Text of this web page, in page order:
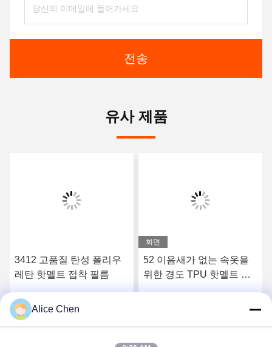
전송
유사 제품
3412 고품질 탄성 폴리우
레탄 핫멜트 접착 필름
화면
52 이음새가 없는 속옷을
위한 경도 TPU 핫멜트 접
Alice Chen